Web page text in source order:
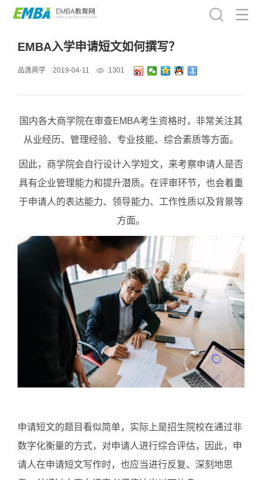
EMBA入学申请短文如何撰写？
品逸商学 2019-04-11 1301
国内各大商学院在审查EMBA考生资格时，非常关注其
从业经历、管理经验、专业技能、综合素质等方面。
因此，商学院会自行设计入学短文，来考察申请人是否
具有企业管理能力和提升潜质。在评审环节，也会着重
于申请人的表达能力、领导能力、工作性质以及背景等
方面。
申请短文的题目看似简单，实际上是招生院校在通过非
数字化衡量的方式，对申请人进行综合评估，因此，申
请人在申请短文写作时，也应当进行反复、深刻地思